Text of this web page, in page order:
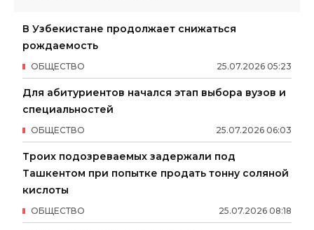
В Узбекистане продолжает снижаться
рождаемость
25.07.2026 05:23
ОБЩЕСТВО
Для абитуриентов начался этап выбора вузов и
специальностей
25.07.2026 06:03
ОБЩЕСТВО
Троих подозреваемых задержали под
Ташкентом при попытке продать тонну соляной
кислоты
25.07.2026 08:18
ОБЩЕСТВО